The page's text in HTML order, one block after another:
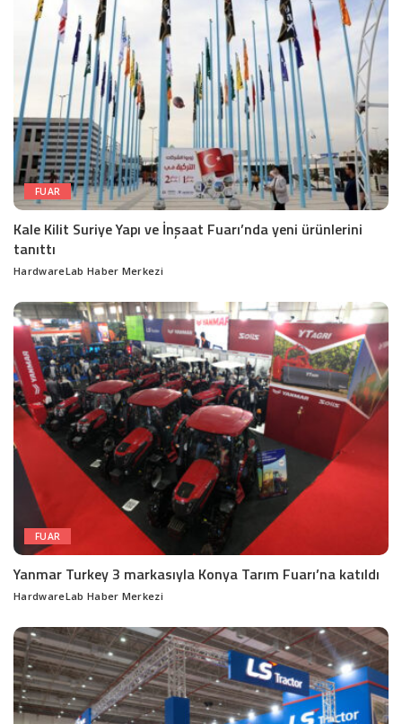
FUAR
Kale Kilit Suriye Yapı ve İnşaat Fuarı’nda yeni ürünlerini
tanıttı
Posted
HardwareLab Haber Merkezi
FUAR
Yanmar Turkey 3 markasıyla Konya Tarım Fuarı’na katıldı
Posted
HardwareLab Haber Merkezi